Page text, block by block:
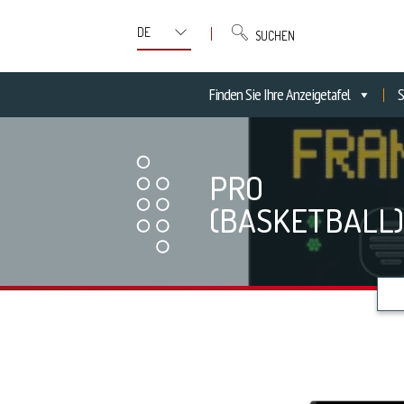
SUCHEN
Finden Sie Ihre Anzeigetafel
PRO
(BASKETBALL)